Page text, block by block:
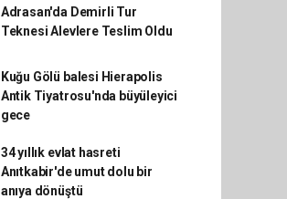
Adrasan'da Demirli Tur
Teknesi Alevlere Teslim Oldu
Kuğu Gölü balesi Hierapolis
Antik Tiyatrosu'nda büyüleyici
gece
34 yıllık evlat hasreti
Anıtkabir'de umut dolu bir
anıya dönüştü